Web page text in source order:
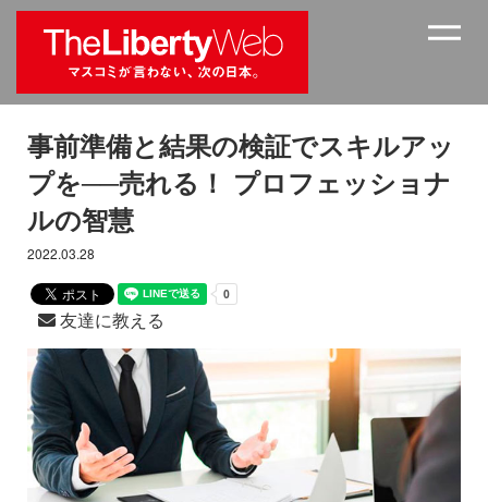
事前準備と結果の検証でスキルアッ
プを──売れる！ プロフェッショナ
ルの智慧
2022.03.28
友達に教える